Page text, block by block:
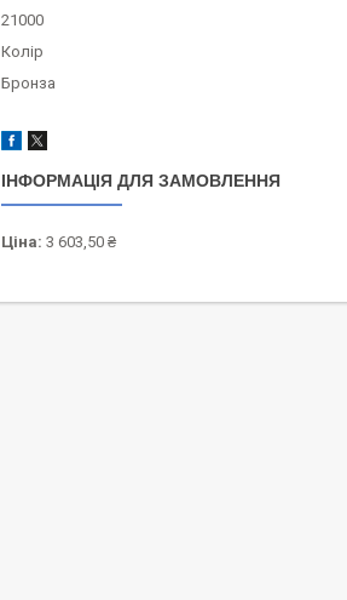
21000
Колір
Бронза
ІНФОРМАЦІЯ ДЛЯ ЗАМОВЛЕННЯ
Ціна: 3 603,50 ₴